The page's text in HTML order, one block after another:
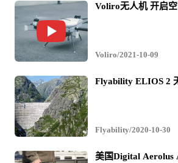
这架无人机允许一支由两人组成的团
几人做的事情，检查一个120英尺龙门
少到12分钟。该工厂也不需要关闭生
的检查。
Voliro无人机 开启
Voliro/2021-10-09
Flyability ELIOS 2
Flyability/2020-10-30
美国Digital Aerolus